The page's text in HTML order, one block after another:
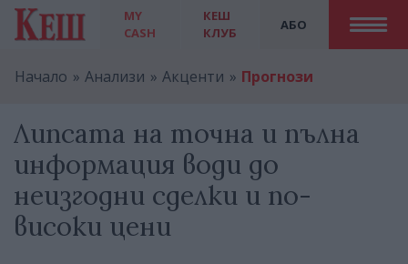
MY
CASH
АБО
КЕШ
КЛУБ
Начало Анализи Акценти Прогнози
Липсата на точна и пълна
информация води до
неизгодни сделки и по-
високи цени